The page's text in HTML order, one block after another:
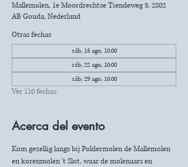
Mallemolen, 1e Moordrechtse Tiendeweg 3, 2802
AB Gouda, Nederland
Otras fechas
sáb, 15 ago, 10:00
sáb, 22 ago, 10:00
sáb, 29 ago, 10:00
Ver 110 fechas
Acerca del evento
Kom gezellig langs bij Poldermolen de Mallemolen
en korenmolen 't Slot, waar de molenaars en